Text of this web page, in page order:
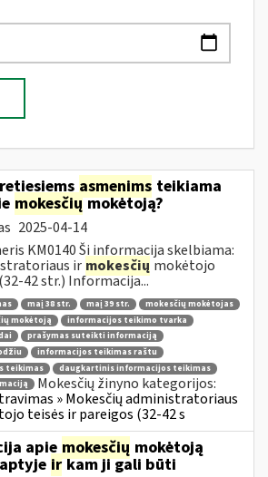
asmenims teikiama
mokesčiųmokėtoją?
2025-04-14
KM0140 Ši informacija skelbiama:
ir mokesčių mokėtojo
42 str.) Informacija...
maį 38 str. maį 39 str.
mokesčių mokėtojas
mokėtoją
informacijos teikimo tvarka
prašymas suteikti informaciją
informacijos teikimas raštu
teikimas
daugkartinis informacijos teikimas
Mokesčių žinyno kategorijos:
» Mokesčių administratoriaus
teisės ir pareigos (32-42 s
apie mokesčių mokėtoją
irkam ji gali būti